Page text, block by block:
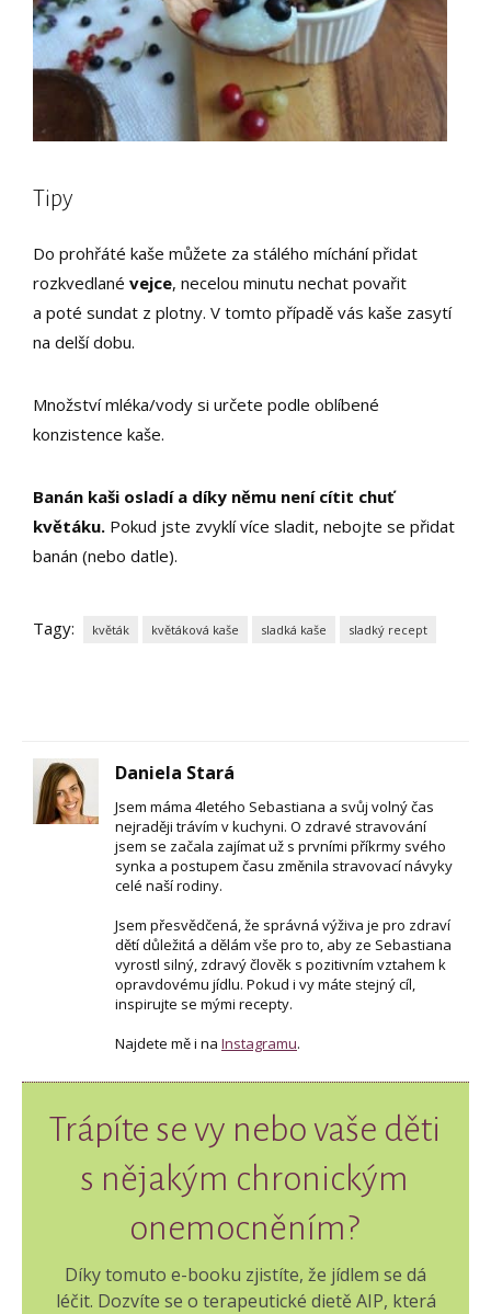
Tipy
Do prohřáté kaše můžete za stálého míchání přidat
rozkvedlané vejce, necelou minutu nechat povařit
a poté sundat z plotny. V tomto případě vás kaše zasytí
na delší dobu.
Množství mléka/vody si určete podle oblíbené
konzistence kaše.
Banán kaši osladí a díky němu není cítit chuť
květáku. Pokud jste zvyklí více sladit, nebojte se přidat
banán (nebo datle).
Tagy: květák květáková kaše sladká kaše sladký recept
Daniela Stará
Jsem máma 4letého Sebastiana a svůj volný čas
nejraději trávím v kuchyni. O zdravé stravování
jsem se začala zajímat už s prvními příkrmy svého
synka a postupem času změnila stravovací návyky
celé naší rodiny.
Jsem přesvědčená, že správná výživa je pro zdraví
dětí důležitá a dělám vše pro to, aby ze Sebastiana
vyrostl silný, zdravý člověk s pozitivním vztahem k
opravdovému jídlu. Pokud i vy máte stejný cíl,
inspirujte se mými recepty.
Najdete mě i na Instagramu.
Trápíte se vy nebo vaše děti
s nějakým chronickým
onemocněním?
Díky tomuto e-booku zjistíte, že jídlem se dá
léčit. Dozvíte se o terapeutické dietě AIP, která